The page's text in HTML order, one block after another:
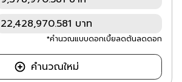
22,428,970.581 บาท
*คำนวณแบบดอกเบี้ยลดต้นลดดอก
คำนวณใหม่